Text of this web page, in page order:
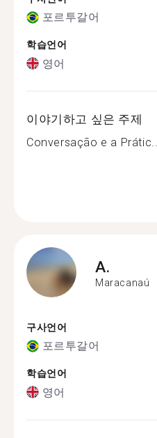
포르투갈어
학습언어
영어
이야기하고 싶은 주제
Conversação e a Prátic...
A.
Maracanaú
구사언어
포르투갈어
학습언어
영어